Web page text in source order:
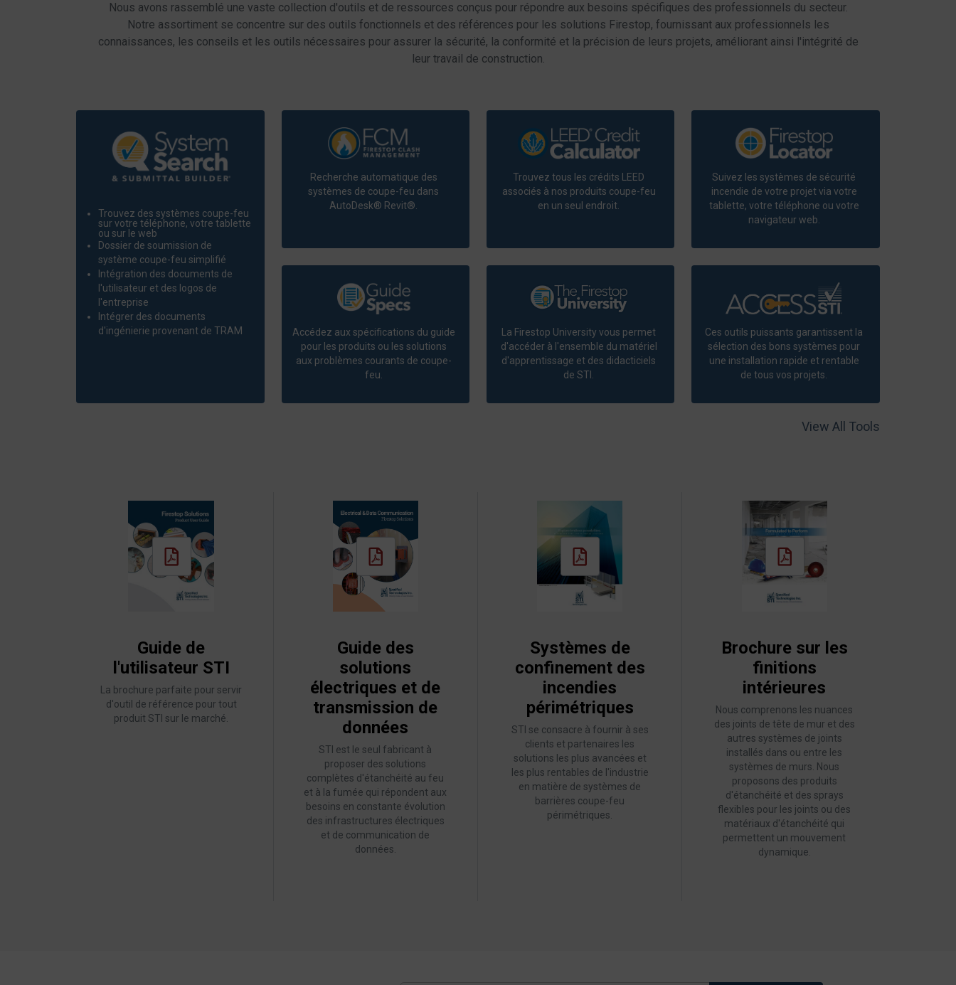
Nous avons rassemblé une vaste collection d'outils et de ressources conçus pour répondre aux besoins spécifiques des professionnels du secteur.
Notre assortiment se concentre sur des outils fonctionnels et des références pour les solutions Firestop, fournissant aux professionnels les
connaissances, les conseils et les outils nécessaires pour assurer la sécurité, la conformité et la précision de leurs projets, améliorant ainsi l'intégrité de
leur travail de construction.
Trouvez des systèmes coupe-feu
sur votre téléphone, votre tablette
ou sur le web
Dossier de soumission de
système coupe-feu simplifié
Intégration des documents de
l'utilisateur et des logos de
l'entreprise
Intégrer des documents
d'ingénierie provenant de TRAM
Recherche automatique des
systèmes de coupe-feu dans
AutoDesk® Revit®.
Trouvez tous les crédits LEED
associés à nos produits coupe-feu
en un seul endroit.
Suivez les systèmes de sécurité
incendie de votre projet via votre
tablette, votre téléphone ou votre
navigateur web.
Accédez aux spécifications du guide
pour les produits ou les solutions
aux problèmes courants de coupe-
feu.
La Firestop University vous permet
d'accéder à l'ensemble du matériel
d'apprentissage et des didacticiels
de STI.
Ces outils puissants garantissent la
sélection des bons systèmes pour
une installation rapide et rentable
de tous vos projets.
View All Tools
Guide de
l'utilisateur STI
La brochure parfaite pour servir
d'outil de référence pour tout
produit STI sur le marché.
Guide des
solutions
électriques et de
transmission de
données
STI est le seul fabricant à
proposer des solutions
complètes d'étanchéité au feu
et à la fumée qui répondent aux
besoins en constante évolution
des infrastructures électriques
et de communication de
données.
Systèmes de
confinement des
incendies
périmétriques
STI se consacre à fournir à ses
clients et partenaires les
solutions les plus avancées et
les plus rentables de l'industrie
en matière de systèmes de
barrières coupe-feu
périmétriques.
Brochure sur les
finitions
intérieures
Nous comprenons les nuances
des joints de tête de mur et des
autres systèmes de joints
installés dans ou entre les
systèmes de murs. Nous
proposons des produits
d'étanchéité et des sprays
flexibles pour les joints ou des
matériaux d'étanchéité qui
permettent un mouvement
dynamique.